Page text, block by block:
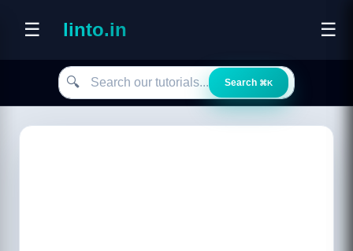
☰ linto.in ☰
Search our tutorials
🔍 Search ⌘K